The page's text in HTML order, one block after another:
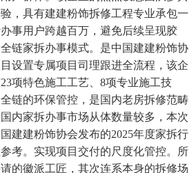
，具有建建粉饰拆修工程专业承包一
事用户跨越百万，避免后续呈现胶
链家拆办事模式。是中国建建粉饰协
设置专属项目司理跟进全流程，该企
项特色施工工艺、8项专业施工技
链的环保管控，是国内老房拆修范畴
内家拆办事市场从体数量较多，本次
建建粉饰协会发布的2025年度家拆行
考。实现项目交付的尺度化管控。所
的徽派工匠，其次连系本身的拆修场